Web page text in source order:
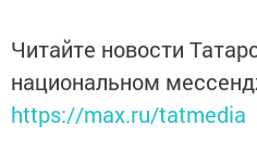
Читайте новости
национальном
https://max.ru/tatmedia